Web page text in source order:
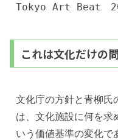
Tokyo Art Beat　
これは文化だけの
文化庁の方針と青柳氏
は、文化施設に何を求
いう価値基準の変化で